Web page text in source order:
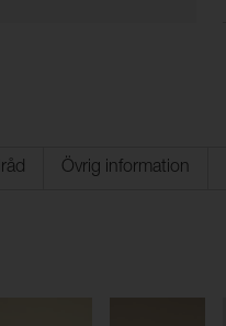
Övrig information